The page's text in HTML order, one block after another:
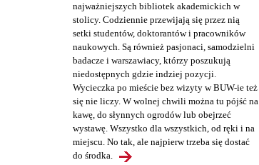
najważniejszych bibliotek akademickich w
stolicy. Codziennie przewijają się przez nią
setki studentów, doktorantów i pracowników
naukowych. Są również pasjonaci, samodzielni
badacze i warszawiacy, którzy poszukują
niedostępnych gdzie indziej pozycji.
Wycieczka po mieście bez wizyty w BUW-ie też
się nie liczy. W wolnej chwili można tu pójść na
kawę, do słynnych ogrodów lub obejrzeć
wystawę. Wszystko dla wszystkich, od ręki i na
miejscu. No tak, ale najpierw trzeba się dostać
do środka.